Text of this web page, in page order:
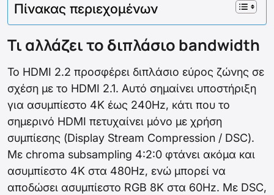
Πίνακας περιεχομένων
Τι αλλάζει το διπλάσιο bandwidth
Το HDMI 2.2 προσφέρει διπλάσιο εύρος ζώνης σε
σχέση με το HDMI 2.1. Αυτό σημαίνει υποστήριξη
για ασυμπίεστο 4K έως 240Hz, κάτι που το
σημερινό HDMI πετυχαίνει μόνο με χρήση
συμπίεσης (Display Stream Compression / DSC).
Με chroma subsampling 4:2:0 φτάνει ακόμα και
ασυμπίεστο 4K στα 480Hz, ενώ μπορεί να
αποδώσει ασυμπίεστο RGB 8K στα 60Hz. Με DSC,